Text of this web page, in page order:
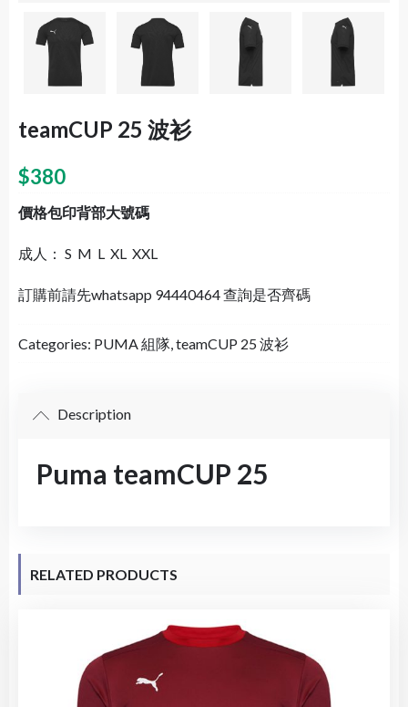
teamCUP 25 波衫
$380
價格包印背部大號碼
成人： S M L XL XXL
訂購前請先whatsapp 94440464 查詢是否齊碼
Categories: PUMA 組隊,teamCUP 25 波衫
Description
Puma teamCUP 25
RELATED PRODUCTS